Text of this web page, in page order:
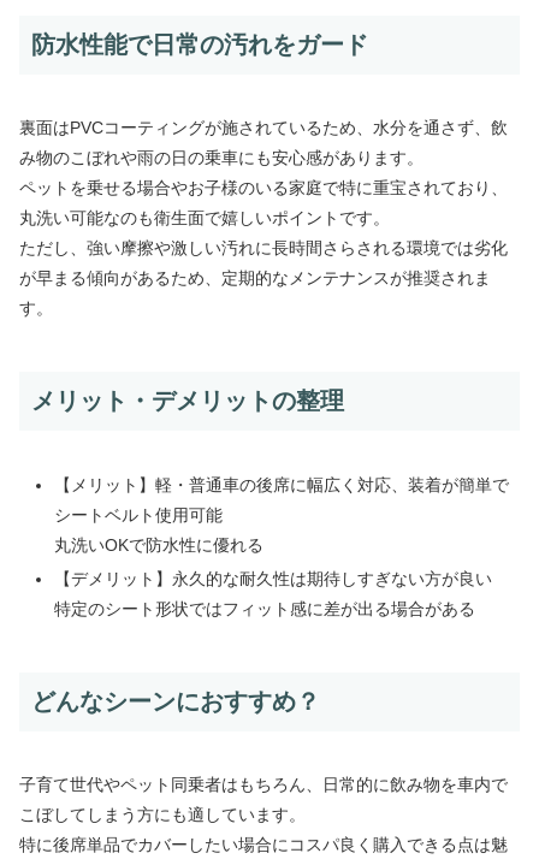
防水性能で日常の汚れをガード
裏面はPVCコーティングが施されているため、水分を通さず、飲
み物のこぼれや雨の日の乗車にも安心感があります。
ペットを乗せる場合やお子様のいる家庭で特に重宝されており、
丸洗い可能なのも衛生面で嬉しいポイントです。
ただし、強い摩擦や激しい汚れに長時間さらされる環境では劣化
が早まる傾向があるため、定期的なメンテナンスが推奨されま
す。
メリット・デメリットの整理
【メリット】軽・普通車の後席に幅広く対応、装着が簡単で
シートベルト使用可能
丸洗いOKで防水性に優れる
【デメリット】永久的な耐久性は期待しすぎない方が良い
特定のシート形状ではフィット感に差が出る場合がある
どんなシーンにおすすめ？
子育て世代やペット同乗者はもちろん、日常的に飲み物を車内で
こぼしてしまう方にも適しています。
特に後席単品でカバーしたい場合にコスパ良く購入できる点は魅